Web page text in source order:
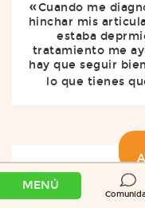
Cuando me
hinchar mis
estaba
tratamiento me
hay que seguir
lo que tienes
MENÚ